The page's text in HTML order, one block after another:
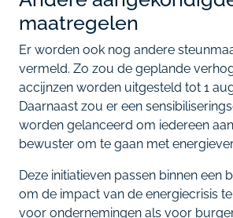
maatregelen
Er worden ook nog andere
vermeld. Zo zou de geplande
accijnzen worden uitgesteld tot 1
Daarnaast zou er een
worden gelanceerd om iedereen
bewuster om te gaan met
Deze initiatieven passen binnen een
om de impact van de energiecrisis
voor ondernemingen als voor